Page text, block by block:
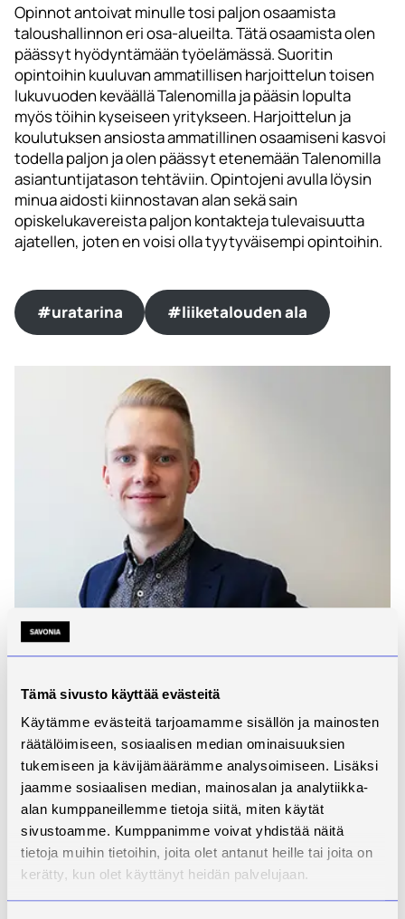
Tämä sivusto käyttää evästeitä
Käytämme evästeitä tarjoamamme sisällön ja mainosten
räätälöimiseen, sosiaalisen median ominaisuuksien
tukemiseen ja kävijämäärämme analysoimiseen. Lisäksi
jaamme sosiaalisen median, mainosalan ja analytiikka-
alan kumppaneillemme tietoja siitä, miten käytät
sivustoamme. Kumppanimme voivat yhdistää näitä
tietoja muihin tietoihin, joita olet antanut heille tai joita on
kerätty, kun olet käyttänyt heidän palvelujaan.
Opinnot antoivat minulle tosi paljon osaamista
taloushallinnon eri osa-alueilta. Tätä osaamista olen
päässyt hyödyntämään työelämässä. Suoritin
opintoihin kuuluvan ammatillisen harjoittelun toisen
lukuvuoden keväällä Talenomilla ja pääsin lopulta
myös töihin kyseiseen yritykseen. Harjoittelun ja
koulutuksen ansiosta ammatillinen osaamiseni kasvoi
todella paljon ja olen päässyt etenemään Talenomilla
asiantuntijatason tehtäviin. Opintojeni avulla löysin
minua aidosti kiinnostavan alan sekä sain
opiskelukavereista paljon kontakteja tulevaisuutta
ajatellen, joten en voisi olla tyytyväisempi opintoihin.
#uratarina #liiketalouden ala